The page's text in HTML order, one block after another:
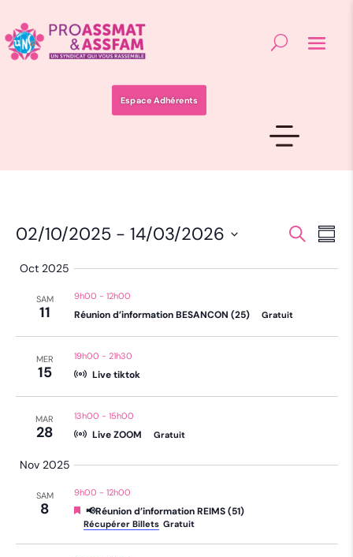
Espace Adhérents
vues
Recherche
de
02/10/2025 - 14/03/2026
la
date
Oct 2025
SAM
11
9h00 - 12h00
Réunion d’information BESANCON (25) Gratuit
MER
15
19h00 - 21h30
Live tiktok
MAR
28
13h00 - 15h00
Live ZOOM Gratuit
Nov 2025
SAM
8
9h00 - 12h00
Mis
en
📢Réunion d’information REIMS (51)
Récupérer Billets Gratuit